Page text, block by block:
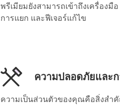
พรีเมียมยังสามารถเข้าถึงเครื่องมื
การแยก และฟีเจอร์แก้ไข
ความปลอดภัยและ
ความเป็นส่วนตัวของคุณคือสิ่งสำคั